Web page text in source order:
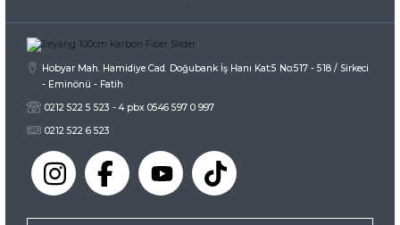
Hobyar Mah. Hamidiye Cad. Doğubank İş Hanı Kat:5 No:517 - 518 / Sirkeci
- Eminönü - Fatih
0212 522 5 523 - 4 pbx 0546 597 0 997
0212 522 6 523